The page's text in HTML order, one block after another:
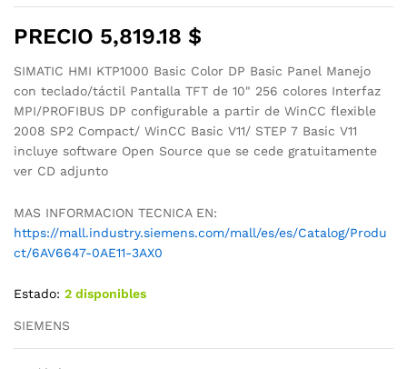
PRECIO 5,819.18 $
SIMATIC HMI KTP1000 Basic Color DP Basic Panel Manejo
con teclado/táctil Pantalla TFT de 10" 256 colores Interfaz
MPI/PROFIBUS DP configurable a partir de WinCC flexible
2008 SP2 Compact/ WinCC Basic V11/ STEP 7 Basic V11
incluye software Open Source que se cede gratuitamente
ver CD adjunto
MAS INFORMACION TECNICA EN:
https://mall.industry.siemens.com/mall/es/es/Catalog/Produ
ct/6AV6647-0AE11-3AX0
Estado: 2 disponibles
SIEMENS